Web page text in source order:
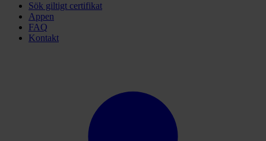
Sök giltigt certifikat
Appen
FAQ
Kontakt